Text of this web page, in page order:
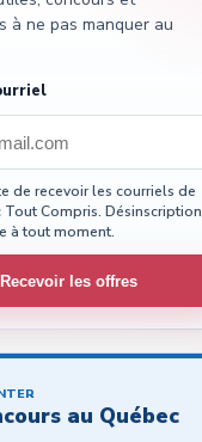
à ne pas manquer au
de recevoir les courriels de
Tout Compris. Désinscription
à tout moment.
Recevoir les offres
au Québec